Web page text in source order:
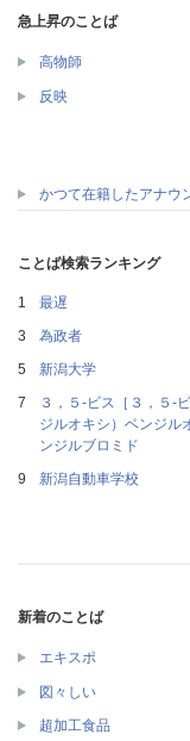
急上昇のことば
高物師
反映
かつて在籍したアナウ
ことば検索ランキング
最遅
為政者
新潟大学
３，５‐ビス［３，５‐
ジルオキシ）ベンジル
ンジルブロミド
新潟自動車学校
新着のことば
エキスポ
図々しい
超加工食品